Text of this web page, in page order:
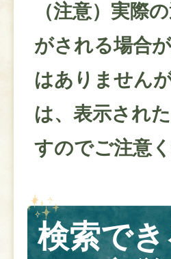
（注意）実際
がされる場合
はありません
は、表示され
すのでご注意く
検索で